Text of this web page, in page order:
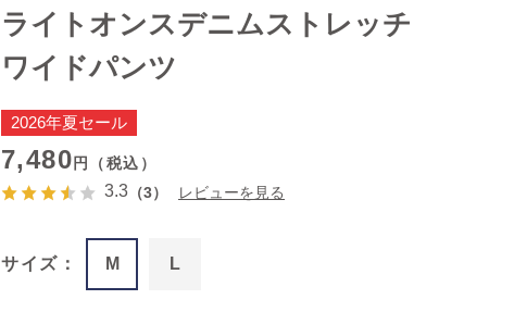
ライトオンスデニムストレッチ
ワイドパンツ
2026年夏セール
7,480円（税込）
3.3 （3） レビューを見る
サイズ： M L